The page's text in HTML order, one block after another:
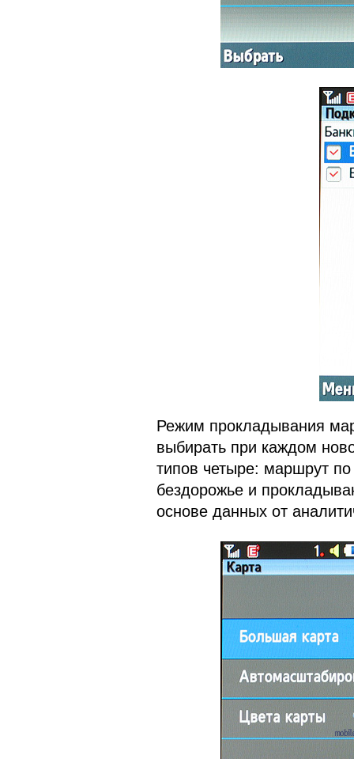
Режим прокладывания
выбирать при каждом
типов четыре: маршрут
бездорожье и
основе данных от